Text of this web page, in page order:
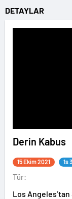
DETAYLAR
Derin Kabus
15 Ekim 2021 1s
Tür:
Los